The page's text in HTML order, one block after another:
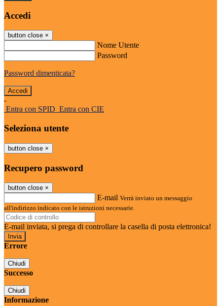
Accedi
button close ×
Nome Utente
Password
Password dimenticata?
-
Entra con SPID Entra con CIE
Seleziona utente
button close ×
Recupero password
button close ×
E-mail Verrà inviato un messaggio
all'indirizzo indicato con le istruzioni necessarie.
E-mail inviata, si prega di controllare la casella di posta elettronica!
Errore
Chiudi
Successo
Chiudi
Informazione